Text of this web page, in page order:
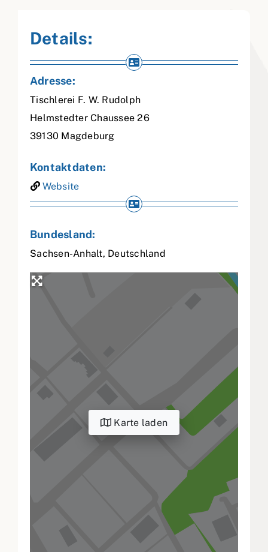
Details:
Adresse:
Tischlerei F. W. Rudolph
Helmstedter Chaussee 26
39130 Magdeburg
Kontaktdaten:
Website
Bundesland:
Sachsen-Anhalt, Deutschland
Karte laden